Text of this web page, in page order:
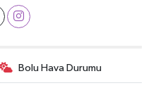
Bolu Hava Durumu